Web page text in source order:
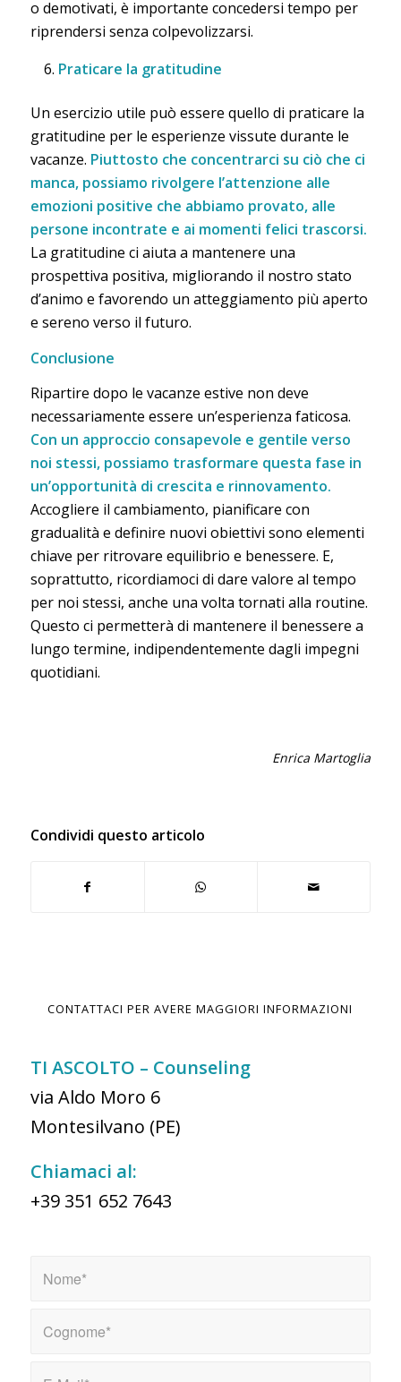
o demotivati, è importante concedersi tempo per
riprendersi senza colpevolizzarsi.
Praticare la gratitudine
Un esercizio utile può essere quello di praticare la
gratitudine per le esperienze vissute durante le
vacanze. Piuttosto che concentrarci su ciò che ci
manca, possiamo rivolgere l’attenzione alle
emozioni positive che abbiamo provato, alle
persone incontrate e ai momenti felici trascorsi.
La gratitudine ci aiuta a mantenere una
prospettiva positiva, migliorando il nostro stato
d’animo e favorendo un atteggiamento più aperto
e sereno verso il futuro.
Conclusione
Ripartire dopo le vacanze estive non deve
necessariamente essere un’esperienza faticosa.
Con un approccio consapevole e gentile verso
noi stessi, possiamo trasformare questa fase in
un’opportunità di crescita e rinnovamento.
Accogliere il cambiamento, pianificare con
gradualità e definire nuovi obiettivi sono elementi
chiave per ritrovare equilibrio e benessere. E,
soprattutto, ricordiamoci di dare valore al tempo
per noi stessi, anche una volta tornati alla routine.
Questo ci permetterà di mantenere il benessere a
lungo termine, indipendentemente dagli impegni
quotidiani.
Enrica Martoglia
Condividi questo articolo
CONTATTACI PER AVERE MAGGIORI INFORMAZIONI
TI ASCOLTO – Counseling
via Aldo Moro 6
Montesilvano (PE)
Chiamaci al:
+39 351 652 7643